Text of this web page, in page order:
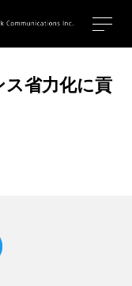
ス省力化に貢